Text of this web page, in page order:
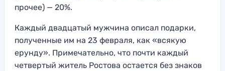
прочее) — 20%.
Каждый двадцатый мужчина описал подарки,
полученные им на 23 февраля, как «всякую
ерунду». Примечательно, что почти каждый
четвертый житель Ростова остается без знаков